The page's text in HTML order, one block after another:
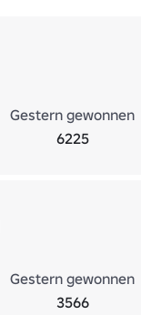
Gestern gewonnen
6225
Gestern gewonnen
3566